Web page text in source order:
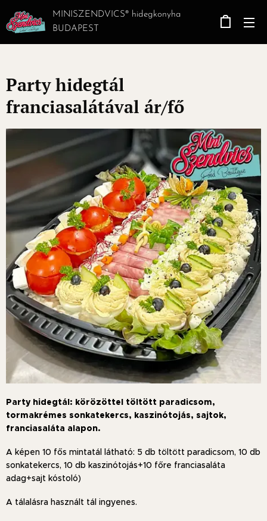
MINISZENDVICS® hidegkonyha
BUDAPEST
Party hidegtál
franciasalátával ár/fő
Party hidegtál: körözöttel töltött paradicsom,
tormakrémes sonkatekercs, kaszinótojás, sajtok,
franciasaláta alapon.
A képen 10 fős mintatál látható: 5 db töltött paradicsom, 10 db
sonkatekercs, 10 db kaszinótojás+10 főre franciasaláta
adag+sajt kóstoló)
A tálalásra használt tál ingyenes.